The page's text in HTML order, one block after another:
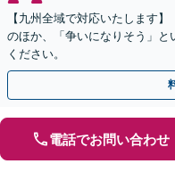
【九州全域で対応いたします
のほか、「争いになりそう」
ください。
電話でお問い合わせ